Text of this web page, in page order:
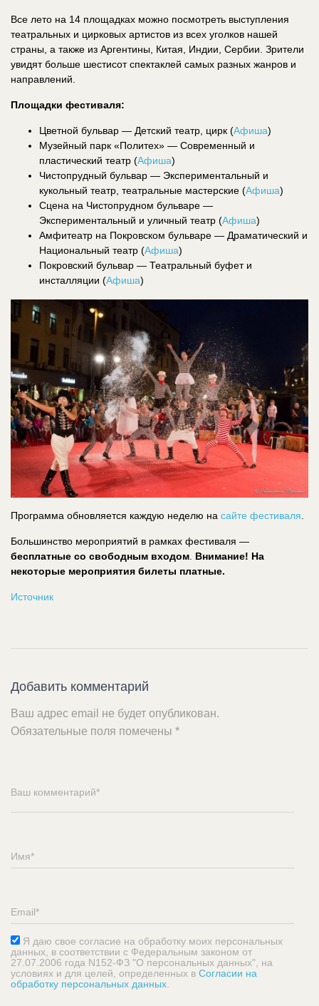
Все лето на 14 площадках можно посмотреть выступления
театральных и цирковых артистов из всех уголков нашей
страны, а также из Аргентины, Китая, Индии, Сербии. Зрители
увидят больше шестисот спектаклей самых разных жанров и
направлений.
Площадки фестиваля:
Цветной бульвар — Детский театр, цирк (Афиша)
Музейный парк «Политех» — Современный и
пластический театр (Афиша)
Чистопрудный бульвар — Экспериментальный и
кукольный театр, театральные мастерские (Афиша)
Сцена на Чистопрудном бульваре —
Экспериментальный и уличный театр (Афиша)
Амфитеатр на Покровском бульваре — Драматический и
Национальный театр (Афиша)
Покровский бульвар — Театральный буфет и
инсталляции (Афиша)
Программа обновляется каждую неделю на сайте фестиваля.
Большинство мероприятий в рамках фестиваля —
бесплатные со свободным входом. Внимание! На
некоторые мероприятия билеты платные.
Источник
Добавить комментарий
Ваш адрес email не будет опубликован.
Обязательные поля помечены *
Я даю свое согласие на обработку моих персональных
данных, в соответствии с Федеральным законом от
27.07.2006 года N152-ФЗ "О персональных данных", на
условиях и для целей, определенных в Согласии на
обработку персональных данных